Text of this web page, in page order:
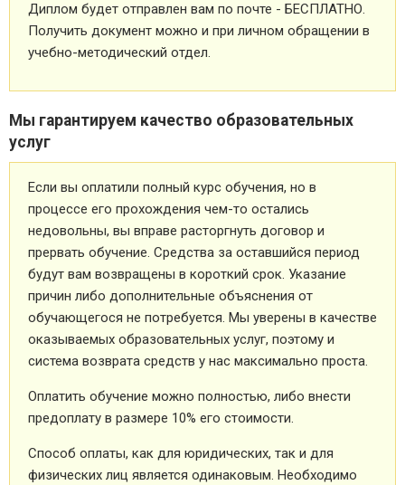
Диплом будет отправлен вам по почте - БЕСПЛАТНО.
Получить документ можно и при личном обращении в
учебно-методический отдел.
Мы гарантируем качество образовательных
услуг
Если вы оплатили полный курс обучения, но в
процессе его прохождения чем-то остались
недовольны, вы вправе расторгнуть договор и
прервать обучение. Средства за оставшийся период
будут вам возвращены в короткий срок. Указание
причин либо дополнительные объяснения от
обучающегося не потребуется. Мы уверены в качестве
оказываемых образовательных услуг, поэтому и
система возврата средств у нас максимально проста.
Оплатить обучение можно полностью, либо внести
предоплату в размере 10% его стоимости.
Способ оплаты, как для юридических, так и для
физических лиц является одинаковым. Необходимо